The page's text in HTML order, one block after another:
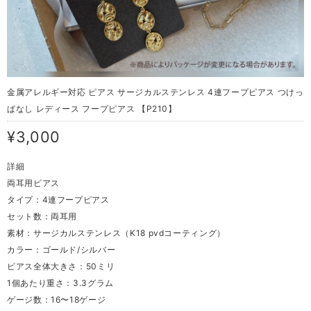
金属アレルギー対応 ピアス サージカルステンレス 4連フープピアス つけっ
ぱなし レディース フープピアス 【P210】
¥3,000
詳細
両耳用ピアス
タイプ：4連フープピアス
セット数：両耳用
素材：サージカルステンレス（K18 pvdコーティング）
カラー：ゴールド/シルバー
ピアス全体大きさ：50ミリ
1個あたり重さ：3.3グラム
ゲージ数：16〜18ゲージ